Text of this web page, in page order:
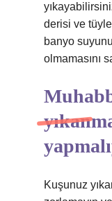
derisi ve
banyo
olmamasını
Kuşunuz